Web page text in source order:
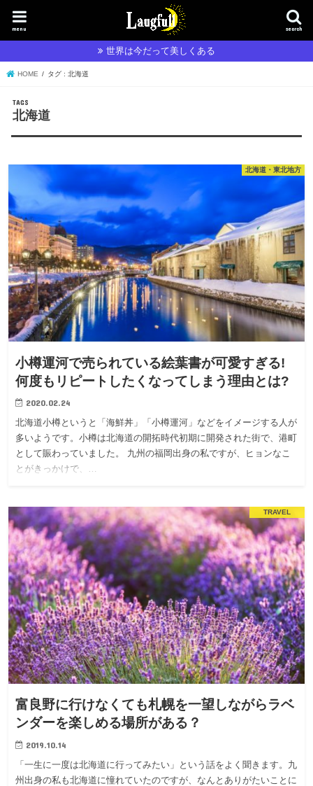
search
menu
世界は今だって美しくある
HOME タグ : 北海道
北海道
北海道・東北地方
小樽運河で売られている絵葉書が可愛すぎる!
何度もリピートしたくなってしまう理由とは?
2020.02.24
北海道小樽というと「海鮮丼」「小樽運河」などをイメージする人が
多いようです。小樽は北海道の開拓時代初期に開発された街で、港町
として賑わっていました。 九州の福岡出身の私ですが、ヒョンなこ
とがきっかけで、…
TRAVEL
富良野に行けなくても札幌を一望しながらラベ
ンダーを楽しめる場所がある？
2019.10.14
「一生に一度は北海道に行ってみたい」という話をよく聞きます。九
州出身の私も北海道に憧れていたのですが、なんとありがたいことに